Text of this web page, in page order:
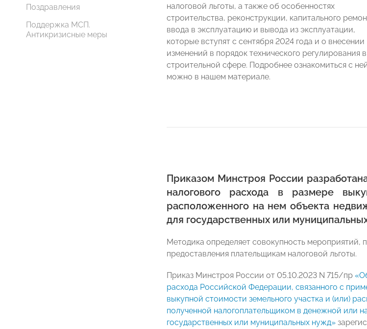
Поздравления
Поддержка МСП.
Антикризисные меры
налоговой льготы, а также об особенностях
строительства, реконструкции, капитального
ввода в эксплуатацию и вывода из эксплуатации,
которые вступят с сентября 2024 года и о внесении
изменений в порядок технического регулирования в
строительной сфере. Подробнее ознакомиться с
можно в нашем материале.
Приказом Минстроя России
налогового расхода в размере
расположенного на нем объекта
для государственных или
Методика определяет совокупность мероприятий,
предоставления плательщикам налоговой льготы.
Приказ Минстроя России от 05.10.2023 N 715/пр
расхода Российской Федерации, связанного с
выкупной стоимости земельного участка и (или)
полученной налогоплательщиком в денежной или
государственных или муниципальных нужд»